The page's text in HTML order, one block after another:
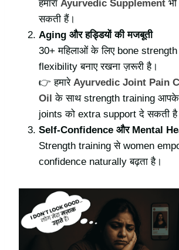
हमारा Ayurvedic Supplement
सकती हैं।
Aging और हड्डियों की मजबूती
30+ महिलाओं के लिए bone
flexibility बनाए रखना ज़रूरी है।
👉 हमारे Ayurvedic Joint Pain
Oil के साथ strength training
joints को extra support दे सकती
Self-Confidence और Mental
Strength training से women
confidence naturally बढ़ता है।